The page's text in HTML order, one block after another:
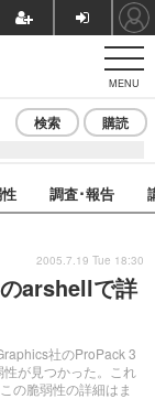
MENU
検索 購読
性 調査･報告
arshellで詳
社のProPack 3
が見つかった。これ
の脆弱性の詳細はま
2005.7.19 Tue 18:30